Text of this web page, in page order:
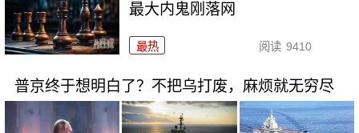
最大内鬼刚落网
最热 阅读 9410
普京终于想明白了？不把乌打废，麻烦就无穷尽